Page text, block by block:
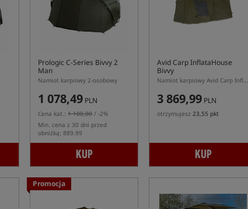
Prologic C-Series Bivvy 2
Man
Namiot karpiowy 2-osobowy
1 078,49 PLN
Cena kat.: 1 100,00 / -2%
Min. cena z 30 dni przed
obniżką: 889.99
KUP
Avid Carp InflataHouse
Bivvy
Namiot karpiowy Avid Carp InflataHouse z pompowanym stelażem
3 869,99 PLN
otrzymujesz 23,55 pkt
KUP
Promocja